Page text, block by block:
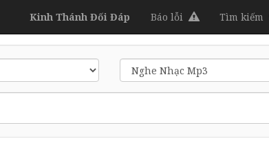
Kinh Thánh Đối Đáp Báo lỗi Tìm kiếm